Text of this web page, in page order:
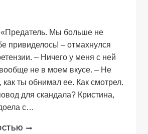
«Предатель. Мы больше не
привиделось! – отмахнулся
– Ничего у меня с ней
не в моем вкусе. – Не
ты обнимал ее. Как смотрел.
для скандала? Кристина,
с…
ПРЕДАТЕЛЬ.